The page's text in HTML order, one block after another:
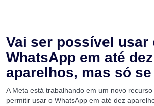
Vai ser possível usar
WhatsApp em até dez
aparelhos, mas só
A Meta está trabalhando em um novo
permitir usar o WhatsApp em até dez